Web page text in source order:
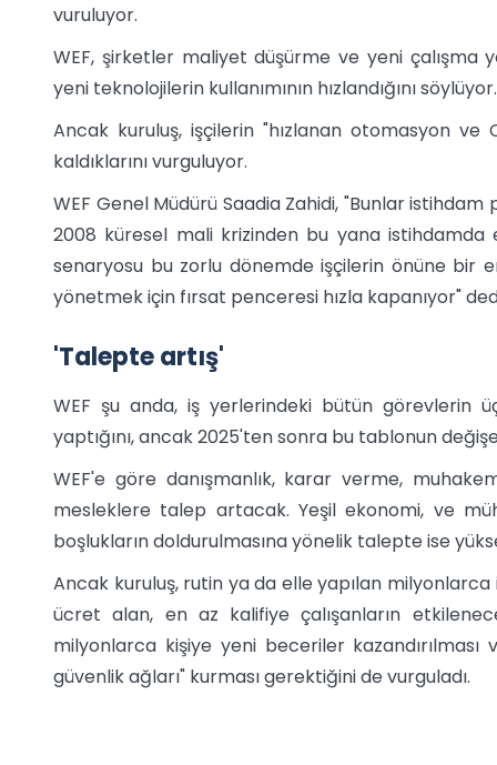
vuruluyor.
WEF, şirketler maliyet düşürme ve yeni çalışma
yeni teknolojilerin kullanımının hızlandığını söylüyor.
Ancak kuruluş, işçilerin "hızlanan otomasyon
kaldıklarını vurguluyor.
WEF Genel Müdürü Saadia Zahidi, "Bunlar
2008 küresel mali krizinden bu yana istihdamda
senaryosu bu zorlu dönemde işçilerin önüne bir
yönetmek için fırsat penceresi hızla kapanıyor"
'Talepte artış'
WEF şu anda, iş yerlerindeki bütün görevlerin
yaptığını, ancak 2025'ten sonra bu tablonun
WEF'e göre danışmanlık, karar verme,
mesleklere talep artacak. Yeşil ekonomi, ve
boşlukların doldurulmasına yönelik talepte ise
Ancak kuruluş, rutin ya da elle yapılan
ücret alan, en az kalifiye çalışanların
milyonlarca kişiye yeni beceriler
güvenlik ağları" kurması gerektiğini de vurguladı.